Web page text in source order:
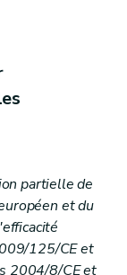
AGW du 15 décembre 2022, art.49)
protégés
et défaut récurrent de paiement
partielle de
et du
125/CE et
2004/8/CE et